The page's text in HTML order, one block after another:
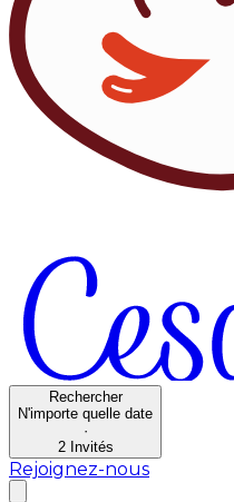
Rechercher
N'importe quelle date
·
2 Invités
Rejoignez-nous